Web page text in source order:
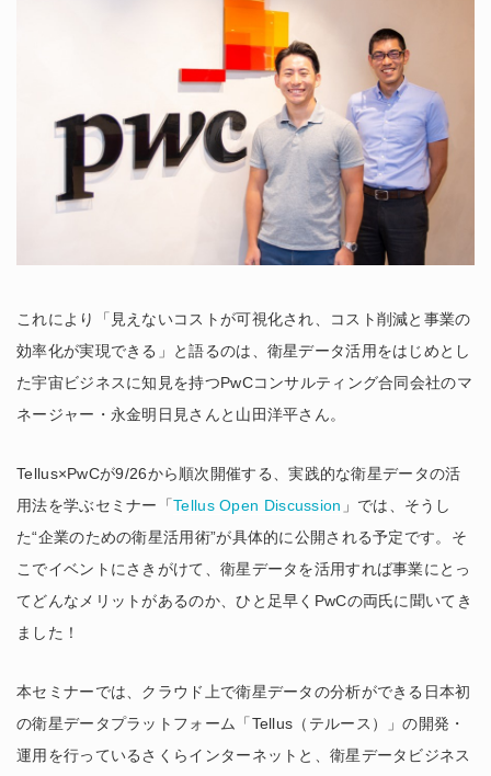
これにより「見えないコストが可視化され、コスト削減と事業の
効率化が実現できる」と語るのは、衛星データ活用をはじめとし
た宇宙ビジネスに知見を持つPwCコンサルティング合同会社のマ
ネージャー・永金明日見さんと山田洋平さん。
Tellus×PwCが9/26から順次開催する、実践的な衛星データの活
用法を学ぶセミナー「Tellus Open Discussion 」では、そうし
た“企業のための衛星活用術”が具体的に公開される予定です。そ
こでイベントにさきがけて、衛星データを活用すれば事業にとっ
てどんなメリットがあるのか、ひと足早くPwCの両氏に聞いてき
ました！
本セミナーでは、クラウド上で衛星データの分析ができる日本初
の衛星データプラットフォーム「Tellus（テルース）」の開発・
運用を行っているさくらインターネットと、衛星データビジネス